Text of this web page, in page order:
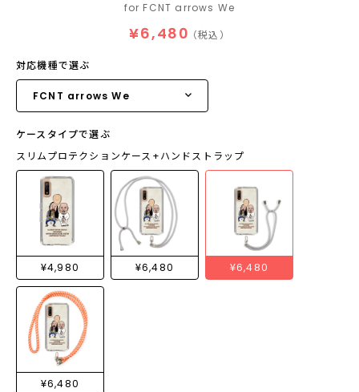
for FCNT arrows We
¥6,480 （税込）
対応機種で選ぶ
ケースタイプで選ぶ
スリムプロテクションケース+ハンドストラップ
¥4,980 ¥6,480 ¥6,480
¥6,480